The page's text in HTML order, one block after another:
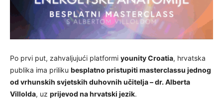
Po prvi put, zahvaljujući platformi younity Croatia, hrvatska
publika ima priliku besplatno pristupiti masterclassu jednog
od vrhunskih svjetskih duhovnih učitelja – dr. Alberta
Villolda, uz prijevod na hrvatski jezik.